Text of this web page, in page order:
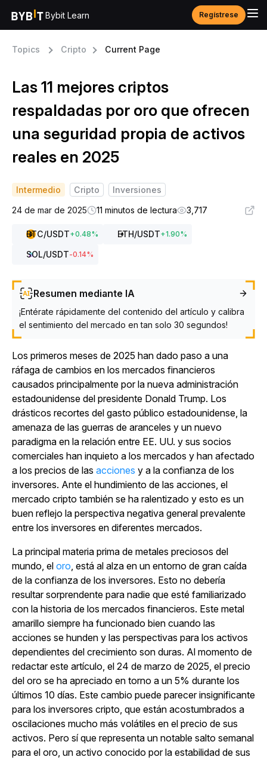
Bybit Learn Regístrese
Topics Cripto Current Page
Las 11 mejores criptos
respaldadas por oro que ofrecen
una seguridad propia de activos
reales en 2025
Intermedio Cripto
Inversiones
24 de mar de 2025
11 minutos de lectura 3,717
BTC/USDT+0.48% ETH/USDT+1.90%
SOL/USDT-0.14%
Resumen mediante IA
¡Entérate rápidamente del contenido del artículo y calibra
el sentimiento del mercado en tan solo 30 segundos!
Los primeros meses de 2025 han dado paso a una
ráfaga de cambios en los mercados financieros
causados principalmente por la nueva administración
estadounidense del presidente Donald Trump. Los
drásticos recortes del gasto público estadounidense, la
amenaza de las guerras de aranceles y un nuevo
paradigma en la relación entre EE. UU. y sus socios
comerciales han inquieto a los mercados y han afectado
a los precios de las acciones y a la confianza de los
inversores. Ante el hundimiento de las acciones, el
mercado cripto también se ha ralentizado y esto es un
buen reflejo la perspectiva negativa general prevalente
entre los inversores en diferentes mercados.
La principal materia prima de metales preciosos del
mundo, el oro, está al alza en un entorno de gran caída
de la confianza de los inversores. Esto no debería
resultar sorprendente para nadie que esté familiarizado
con la historia de los mercados financieros. Este metal
amarillo siempre ha funcionado bien cuando las
acciones se hunden y las perspectivas para los activos
dependientes del crecimiento son duras. Al momento de
redactar este artículo, el 24 de marzo de 2025, el precio
del oro se ha apreciado en torno a un 5% durante los
últimos 10 días. Este cambio puede parecer insignificante
para los inversores cripto, que están acostumbrados a
oscilaciones mucho más volátiles en el precio de sus
activos. Pero sí que representa un notable salto semanal
para el oro, un activo conocido por la estabilidad de sus